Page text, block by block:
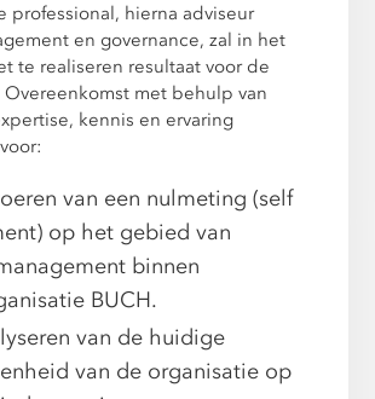
professional, hierna adviseur
en governance, zal in het
te realiseren resultaat voor de
met behulp van
kennis en ervaring
van een nulmeting (self
op het gebied van
binnen
BUCH.
van de huidige
van de organisatie op